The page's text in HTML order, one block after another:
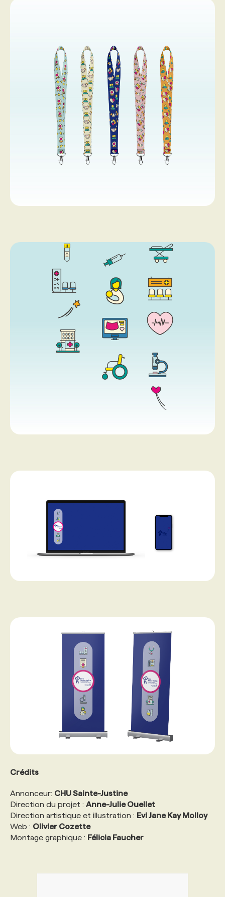
Crédits
Annonceur: CHU Sainte-Justine
Direction du projet : Anne-Julie Ouellet
Direction artistique et illustration : Evi Jane Kay Molloy
Web : Olivier Cozette
Montage graphique : Félicia Faucher